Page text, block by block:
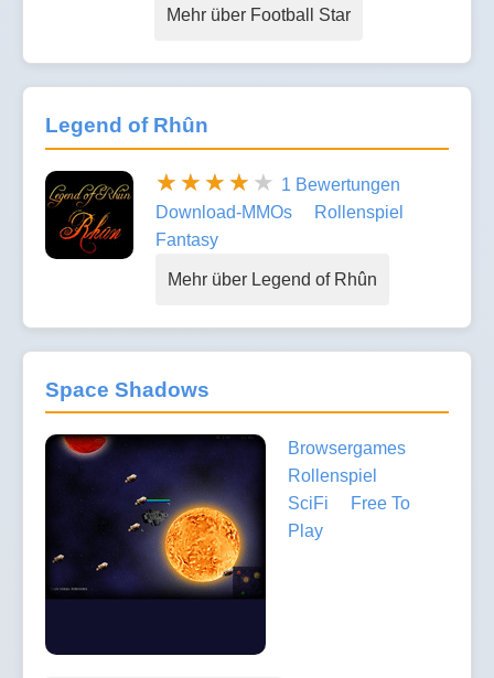
Mehr über Football Star
Legend of Rhûn
1 Bewertungen
Download-MMOs
Rollenspiel
Fantasy
Mehr über Legend of Rhûn
Space Shadows
Browsergames
Rollenspiel
SciFi
Free To
Play